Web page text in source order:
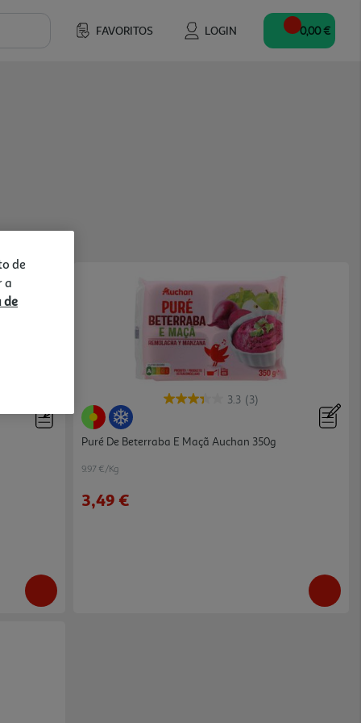
FAVORITOS LOGIN 0,00 €
3.3 (3)
Puré De Beterraba E Maçã Auchan 350g
9.97 €/Kg
3,49 €
de
a
de